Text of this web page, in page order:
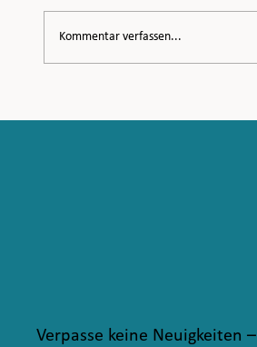
Kommentar verfassen...
Verpasse keine Neuigkeiten –